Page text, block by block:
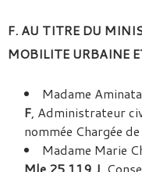
F. AU TITRE DU
MOBILITE URBAINE
Madame Aminata
F, Administrateur
nommée Chargée
Madame Marie